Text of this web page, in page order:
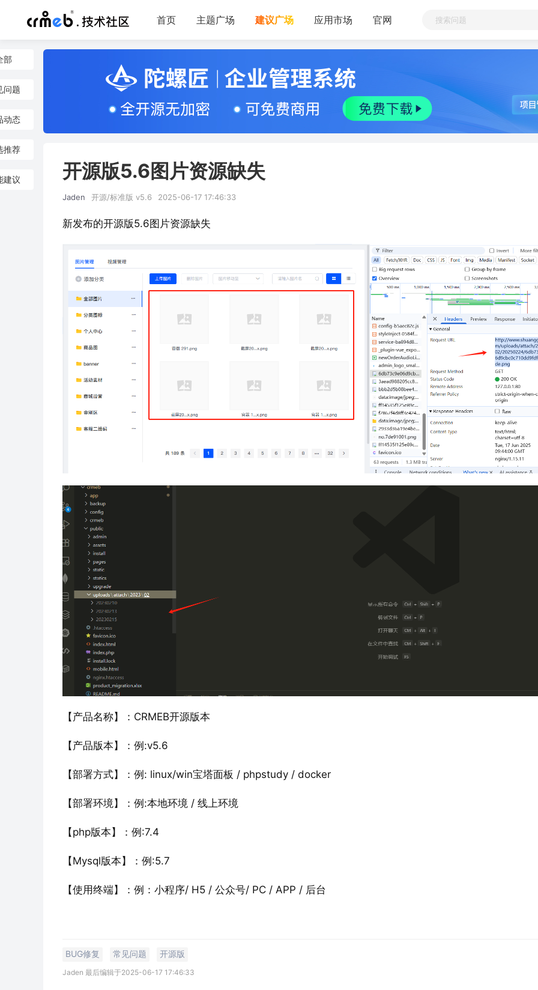
首页 主题广场 建议广场 应用市场 官网
部
问题
动态
推荐
建议 开源版5.6图片资源缺失
Jaden 开源/标准版 v5.6 2025-06-17 17:46:33
新发布的开源版5.6图片资源缺失
【产品名称】：CRMEB开源版本
【产品版本】：例:v5.6
【部署方式】：例: linux/win宝塔面板 / phpstudy / docker
【部署环境】：例:本地环境 / 线上环境
【php版本】：例:7.4
【Mysql版本】：例:5.7
【使用终端】：例：小程序/ H5 / 公众号/ PC / APP / 后台
BUG修复 常见问题 开源版
Jaden 最后编辑于2025-06-17 17:46:33